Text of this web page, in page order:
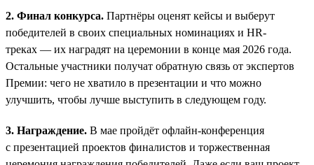
2. Финал конкурса. Партнёры оценят кейсы и выберут
победителей в своих специальных номинациях и HR-
треках — их наградят на церемонии в конце мая 2026 года.
Остальные участники получат обратную связь от экспертов
Премии: чего не хватило в презентации и что можно
улучшить, чтобы лучше выступить в следующем году.
3. Награждение. В мае пройдёт офлайн-конференция
с презентацией проектов финалистов и торжественная